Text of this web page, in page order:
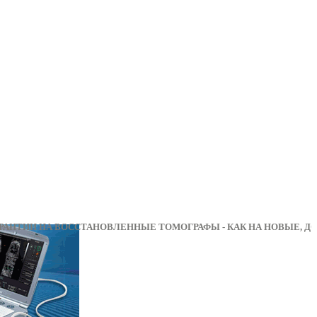
НА ВОССТАНОВЛЕННЫЕ ТОМОГРАФЫ - КАК